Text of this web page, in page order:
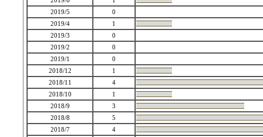
2019/5
0
2019/4
1
2019/3
0
2019/2
0
2019/1
0
2018/12
1
2018/11
4
2018/10
1
2018/9
3
2018/8
5
2018/7
4